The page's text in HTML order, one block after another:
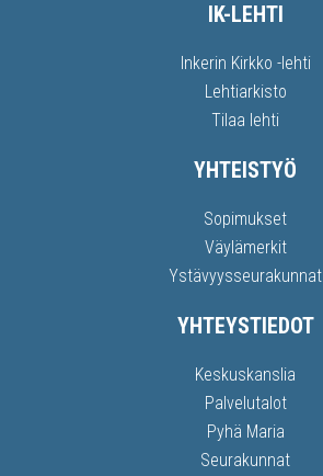
IK-LEHTI
Inkerin Kirkko -lehti
Lehtiarkisto
Tilaa lehti
YHTEISTYÖ
Sopimukset
Väylämerkit
Ystävyysseurakunnat
YHTEYSTIEDOT
Keskuskanslia
Palvelutalot
Pyhä Maria
Seurakunnat